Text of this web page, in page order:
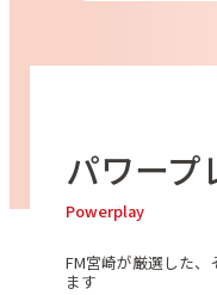
パワープ
Powerplay
FM宮崎が厳選した、
ます